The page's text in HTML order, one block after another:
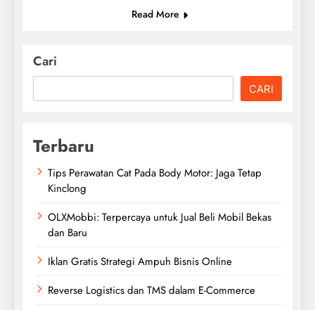
Read More
Cari
CARI
Terbaru
Tips Perawatan Cat Pada Body Motor: Jaga Tetap
Kinclong
OLXMobbi: Terpercaya untuk Jual Beli Mobil Bekas
dan Baru
Iklan Gratis Strategi Ampuh Bisnis Online
Reverse Logistics dan TMS dalam E-Commerce